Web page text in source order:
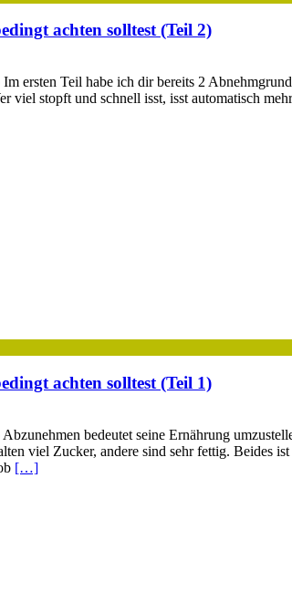
achten solltest (Teil 2)
ersten Teil habe ich dir bereits 2
viel stopft und schnell isst, isst automatisch
achten solltest (Teil 1)
bedeutet seine Ernährung
viel Zucker, andere sind sehr fettig. Beides
[…]